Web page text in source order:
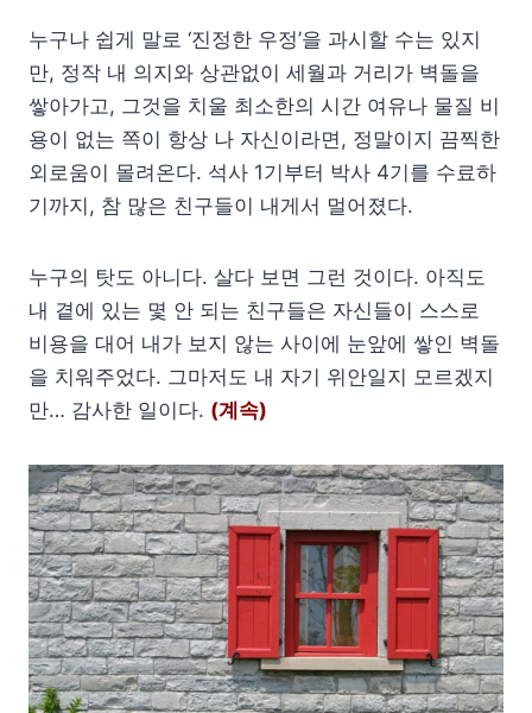
누구나 쉽게 말로 ‘진정한 우정’을 과시할 수는 있지
만, 정작 내 의지와 상관없이 세월과 거리가 벽돌을
쌓아가고, 그것을 치울 최소한의 시간 여유나 물질 비
용이 없는 쪽이 항상 나 자신이라면, 정말이지 끔찍한
외로움이 몰려온다. 석사 1기부터 박사 4기를 수료하
기까지, 참 많은 친구들이 내게서 멀어졌다.
누구의 탓도 아니다. 살다 보면 그런 것이다. 아직도
내 곁에 있는 몇 안 되는 친구들은 자신들이 스스로
비용을 대어 내가 보지 않는 사이에 눈앞에 쌓인 벽돌
을 치워주었다. 그마저도 내 자기 위안일지 모르겠지
만… 감사한 일이다. (계속)